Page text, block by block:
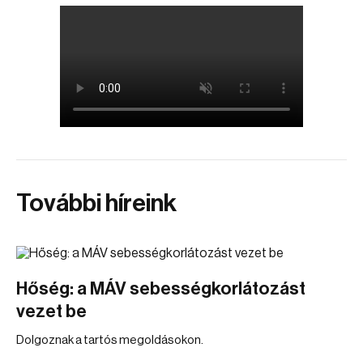
További híreink
Hőség: a MÁV sebességkorlátozást
vezet be
Dolgoznak a tartós megoldásokon.